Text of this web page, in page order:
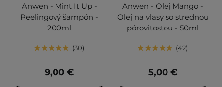
Anwen - Mint It Up -
Peelingový šampón -
200ml
30
9,00 €
Anwen - Olej Mango -
Olej na vlasy so strednou
pórovitosťou - 50ml
42
5,00 €